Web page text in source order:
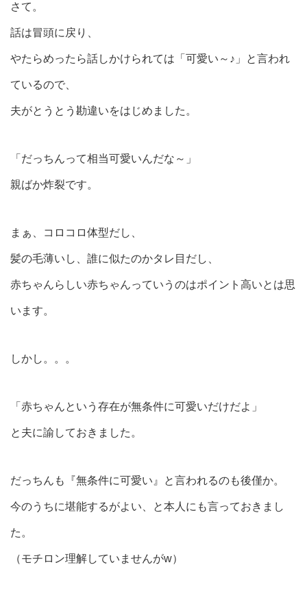
さて。
話は冒頭に戻り、
やたらめったら話しかけられては「可愛い～♪」と言われ
ているので、
夫がとうとう勘違いをはじめました。
「だっちんって相当可愛いんだな～」
親ばか炸裂です。
まぁ、コロコロ体型だし、
髪の毛薄いし、誰に似たのかタレ目だし、
赤ちゃんらしい赤ちゃんっていうのはポイント高いとは思
います。
しかし。。。
「赤ちゃんという存在が無条件に可愛いだけだよ」
と夫に諭しておきました。
だっちんも『無条件に可愛い』と言われるのも後僅か。
今のうちに堪能するがよい、と本人にも言っておきまし
た。
（モチロン理解していませんがw）